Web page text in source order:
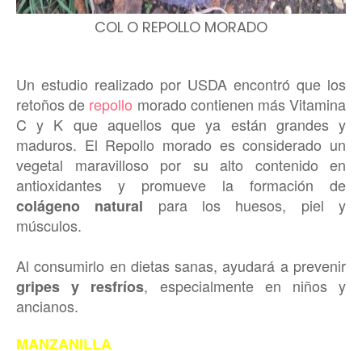
COL O REPOLLO MORADO
Un estudio realizado por USDA encontró que los
retoños de repollo morado contienen más Vitamina
C y K que aquellos que ya están grandes y
maduros. El Repollo morado es considerado un
vegetal maravilloso por su alto contenido en
antioxidantes y promueve la formación de
colágeno natural para los huesos, piel y
músculos.
Al consumirlo en dietas sanas, ayudará a prevenir
gripes y resfríos, especialmente en niños y
ancianos.
MANZANILLA